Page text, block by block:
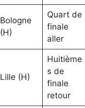
Bologne
(H)
Quart de
finale
aller
Lille (H)
Huitième
s de
finale
retour